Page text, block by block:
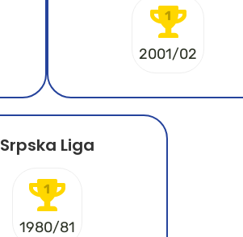
1
2001/02
Srpska Liga
1
1980/81